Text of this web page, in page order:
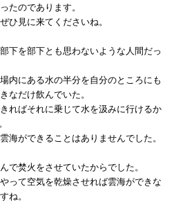
たのであります。
ひ見に来てくださいね。
下を部下とも思わないような人間だっ
内にある水の半分を自分のところにも
なだけ飲んでいた。
ればそれに乗じて水を汲みに行けるか
海ができることはありませんでした。
で焚火をさせていたからでした。
って空気を乾燥させれば雲海ができな
ね。